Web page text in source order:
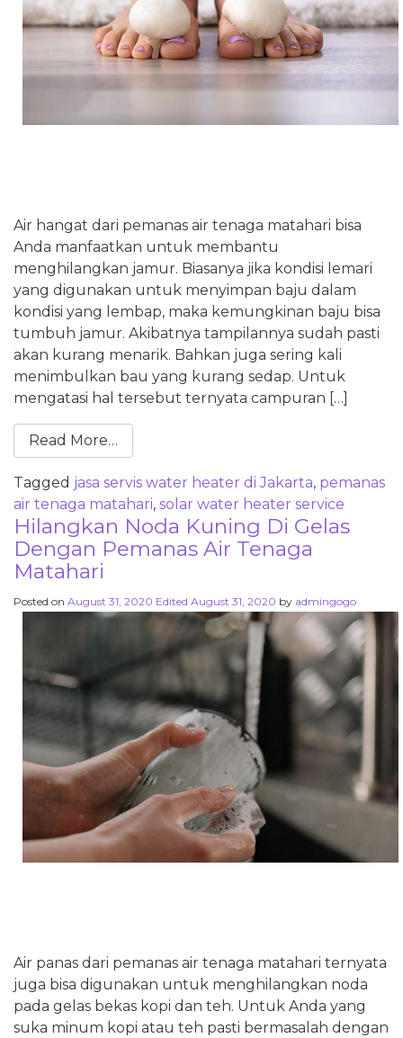
Air hangat dari pemanas air tenaga matahari bisa
Anda manfaatkan untuk membantu
menghilangkan jamur. Biasanya jika kondisi lemari
yang digunakan untuk menyimpan baju dalam
kondisi yang lembap, maka kemungkinan baju bisa
tumbuh jamur. Akibatnya tampilannya sudah pasti
akan kurang menarik. Bahkan juga sering kali
menimbulkan bau yang kurang sedap. Untuk
mengatasi hal tersebut ternyata campuran […]
Read More…
Tagged jasa servis water heater di Jakarta, pemanas
air tenaga matahari, solar water heater service
Hilangkan Noda Kuning Di Gelas
Dengan Pemanas Air Tenaga
Matahari
Posted on August 31, 2020 Edited August 31, 2020 by admingogo
Air panas dari pemanas air tenaga matahari ternyata
juga bisa digunakan untuk menghilangkan noda
pada gelas bekas kopi dan teh. Untuk Anda yang
suka minum kopi atau teh pasti bermasalah dengan